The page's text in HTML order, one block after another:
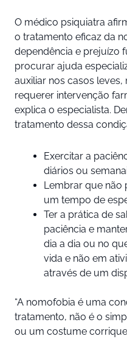
O médico psiquiatra
o tratamento eficaz da
dependência e prejuízo
procurar ajuda
auxiliar nos casos
requerer intervenção
explica o especialista.
tratamento dessa
Exercitar a
diários ou
Lembrar que não
um tempo de
Ter a prática de
paciência e
dia a dia ou no
vida e não em
através de um
“A nomofobia é uma
tratamento, não é o
ou um costume